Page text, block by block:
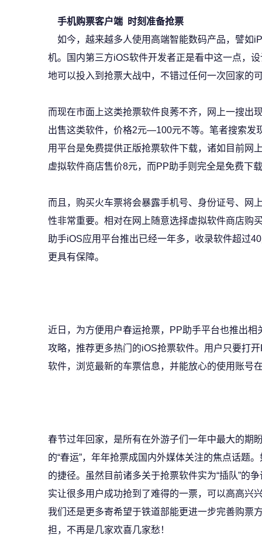
手机购票客户端 时刻准备抢票
如今，越来越多人使用高端智能数码产品，譬如
机。国内第三方iOS软件开发者正是看中这一点，
地可以投入到抢票大战中，不错过任何一次回家的
而现在市面上这类抢票软件良莠不齐，网上一搜出
出售这类软件，价格2元—100元不等。笔者搜索发
用平台是免费提供正版抢票软件下载，诸如目前网
虚拟软件商店售价8元，而PP助手则完全是免费下
而且，购买火车票将会暴露手机号、身份证号、网
性非常重要。相对在网上随意选择虚拟软件商店购
助手iOS应用平台推出已经一年多，收录软件超过
更具有保障。
近日，为方便用户春运抢票，PP助手平台也推出相
攻略，推荐更多热门的iOS抢票软件。用户只要打
软件，浏览最新的车票信息，并能放心的使用账号
春节过年回家，是所有在外游子们一年中最大的期
的“春运”，年年抢票成国内外媒体关注的焦点话题
的捷径。虽然目前诸多关于抢票软件实为“插队”的
实让很多用户成功抢到了难得的一票，可以高高兴
我们还是更多寄希望于铁道部能更进一步完善购票
担，不再是几家欢喜几家愁！